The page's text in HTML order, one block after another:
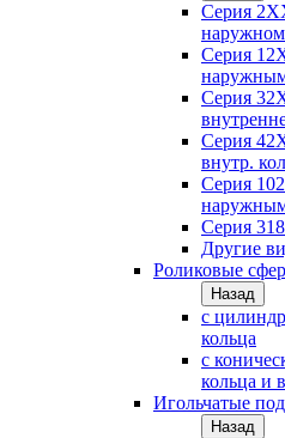
Серия
Серия
Серия
Серия
внутр.
Серия
Серия
Другие
Роликовые
Назад
с
кольца
с
кольца и
Игольчатые
Назад